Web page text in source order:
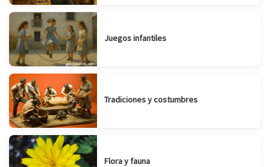
Juegos infantiles
Tradiciones y costumbres
Flora y fauna